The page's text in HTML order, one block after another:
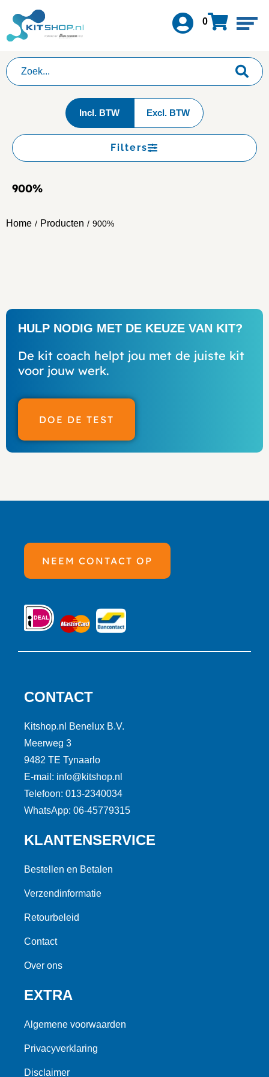
0
Incl. BTW Excl. BTW
Filters
900%
Home / Producten / 900%
HULP NODIG MET DE KEUZE VAN KIT?
De kit coach helpt jou met de juiste kit
voor jouw werk.
DOE DE TEST
NEEM CONTACT OP
CONTACT
Kitshop.nl Benelux B.V.
Meerweg 3
9482 TE Tynaarlo
E-mail: info@kitshop.nl
Telefoon: 013-2340034
WhatsApp: 06-45779315
KLANTENSERVICE
Bestellen en Betalen
Verzendinformatie
Retourbeleid
Contact
Over ons
EXTRA
Algemene voorwaarden
Privacyverklaring
Disclaimer